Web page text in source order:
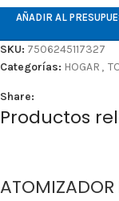
AÑADIR AL
SKU: 7506245117327
Categorías: HOGAR ,
Share:
Productos
ATOMIZADOR